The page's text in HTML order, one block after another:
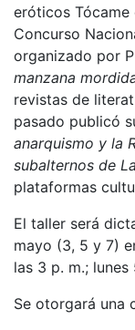
eróticos Tócame
Concurso
organizado por
manzana
revistas de
pasado publicó
anarquismo y la
subalternos de
plataformas
El taller será
mayo (3, 5 y 7)
las 3 p. m.;
Se otorgará una